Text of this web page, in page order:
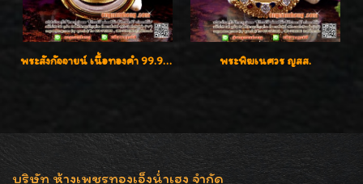
พระสังกัจจายน์ เนื้อทองคำ 99.99% พระพิฆเนศวร ญสส.
บริษัท ห้างเพชรทองเอ็งน่ำเฮง จำกัด